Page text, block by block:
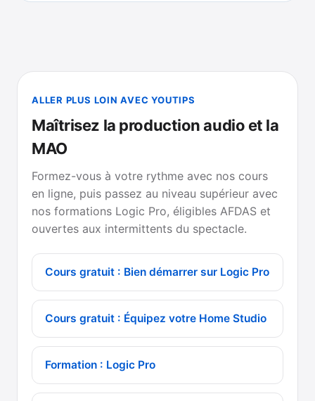
ALLER PLUS LOIN AVEC YOUTIPS
Maîtrisez la production audio et la
MAO
Formez-vous à votre rythme avec nos cours
en ligne, puis passez au niveau supérieur avec
nos formations Logic Pro, éligibles AFDAS et
ouvertes aux intermittents du spectacle.
Cours gratuit : Bien démarrer sur Logic Pro
Cours gratuit : Équipez votre Home Studio
Formation : Logic Pro